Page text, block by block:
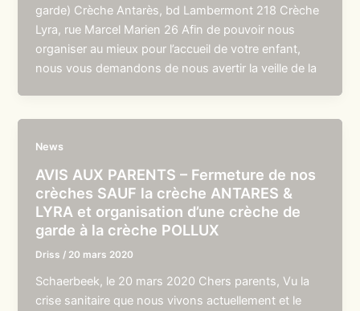
garde) Crèche Antarès, bd Lambermont 218 Crèche
Lyra, rue Marcel Marien 26 Afin de pouvoir nous
organiser au mieux pour l’accueil de votre enfant,
nous vous demandons de nous avertir la veille de la
News
AVIS AUX PARENTS – Fermeture de nos
crèches SAUF la crèche ANTARES &
LYRA et organisation d’une crèche de
garde à la crèche POLLUX
Driss / 20 mars 2020
Schaerbeek, le 20 mars 2020 Chers parents, Vu la
crise sanitaire que nous vivons actuellement et le